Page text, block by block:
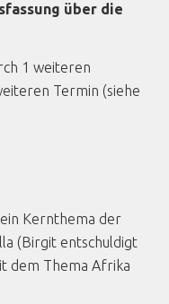
über die
1 weiteren
Termin (siehe
Kernthema der
(Birgit entschuldigt
dem Thema Afrika